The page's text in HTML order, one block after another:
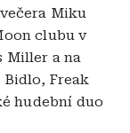
Miku
clubu v
Miller a na
Freak
hudební duo